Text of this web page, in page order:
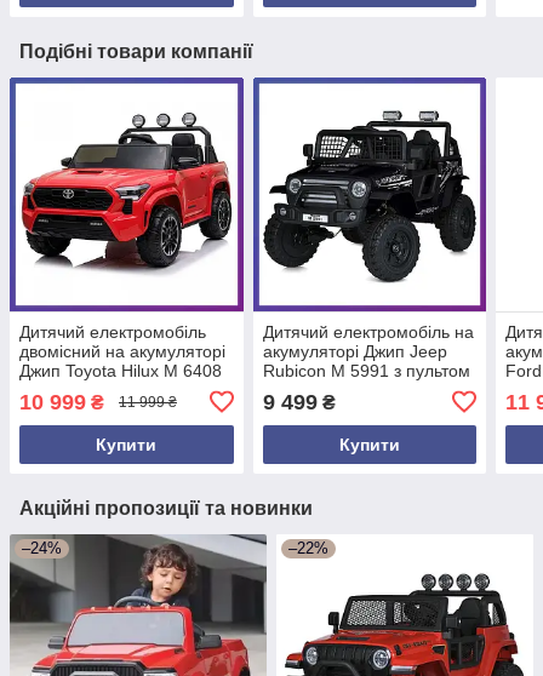
Подібні товари компанії
Дитячий електромобіль
двомісний на акумуляторі
Джип Toyota Hilux M 6408
з пультом радіокерування
для дітей 3-8 років
Червоний
10 999 ₴ 11 999 ₴
Купити
Дитячий електромобіль на
акумуляторі Джип Jeep
Rubicon M 5991 з пультом
Чорний
9 499₴
Купити
3-8
11
Акційні пропозиції та новинки
–24% –22%